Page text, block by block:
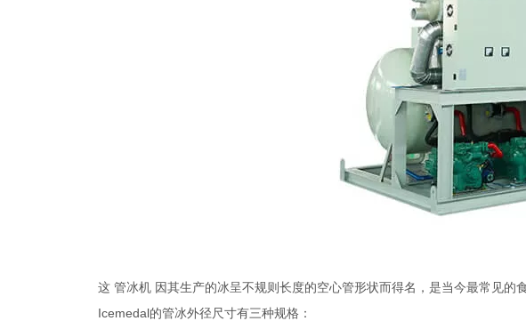
这 管冰机 因其生产的冰呈不规则长度的空心管形状而得名，是当今最常见的
Icemedal的管冰外径尺寸有三种规格：